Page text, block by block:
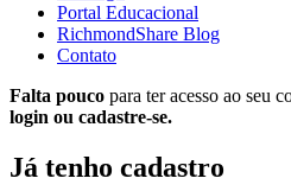
Portal Educacional
RichmondShare Blog
Contato
Falta pouco para ter acesso ao seu
login ou cadastre-se.
Já tenho cadastro